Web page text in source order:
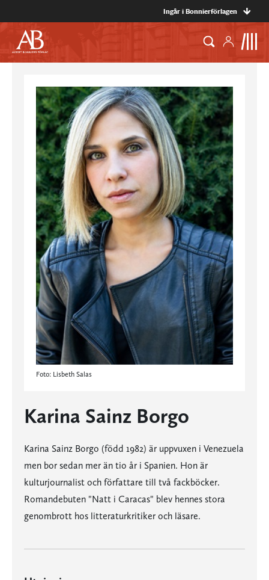
Ingår i Bonnierförlagen
Foto: Lisbeth Salas
Karina Sainz Borgo
Karina Sainz Borgo (född 1982) är uppvuxen i Venezuela
men bor sedan mer än tio år i Spanien. Hon är
kulturjournalist och författare till två fackböcker.
Romandebuten "Natt i Caracas" blev hennes stora
genombrott hos litteraturkritiker och läsare.